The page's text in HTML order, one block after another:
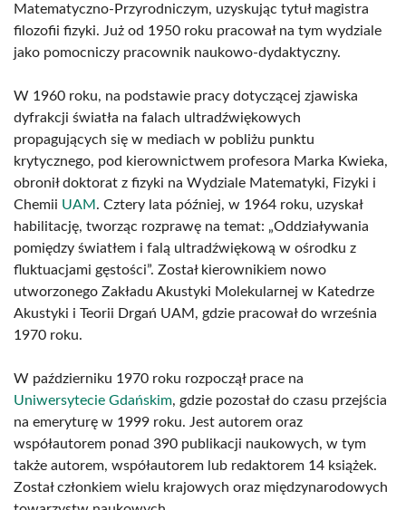
Matematyczno-Przyrodniczym, uzyskując tytuł magistra
filozofii fizyki. Już od 1950 roku pracował na tym wydziale
jako pomocniczy pracownik naukowo-dydaktyczny.
W 1960 roku, na podstawie pracy dotyczącej zjawiska
dyfrakcji światła na falach ultradźwiękowych
propagujących się w mediach w pobliżu punktu
krytycznego, pod kierownictwem profesora Marka Kwieka,
obronił doktorat z fizyki na Wydziale Matematyki, Fizyki i
Chemii UAM . Cztery lata później, w 1964 roku, uzyskał
habilitację, tworząc rozprawę na temat: „Oddziaływania
pomiędzy światłem i falą ultradźwiękową w ośrodku z
fluktuacjami gęstości”. Został kierownikiem nowo
utworzonego Zakładu Akustyki Molekularnej w Katedrze
Akustyki i Teorii Drgań UAM, gdzie pracował do września
1970 roku.
W październiku 1970 roku rozpoczął prace na
Uniwersytecie Gdańskim, gdzie pozostał do czasu przejścia
na emeryturę w 1999 roku. Jest autorem oraz
współautorem ponad 390 publikacji naukowych, w tym
także autorem, współautorem lub redaktorem 14 książek.
Został członkiem wielu krajowych oraz międzynarodowych